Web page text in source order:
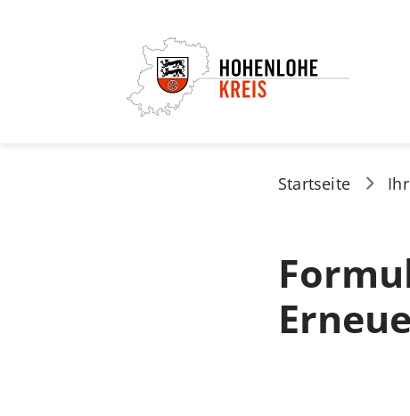
Startseite